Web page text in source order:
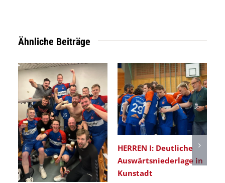
Ähnliche Beiträge
HERREN I: Deutliche
Auswärtsniederlage in
Kunstadt